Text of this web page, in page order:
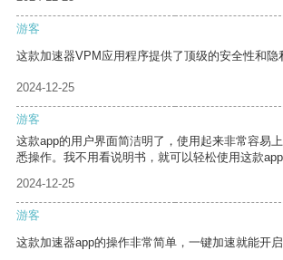
游客
这款加速器VPM应用程序提供了顶级的安全性和隐
2024-12-25
游客
这款app的用户界面简洁明了，使用起来非常容易
悉操作。我不用看说明书，就可以轻松使用这款app
2024-12-25
游客
这款加速器app的操作非常简单，一键加速就能开启